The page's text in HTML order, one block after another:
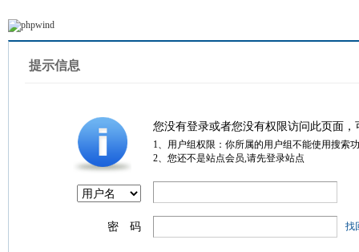
提示信息
您没有登录或者您没有权限访问此页面
1、用户组权限：你所属的用户组不能使用搜索
2、您还不是站点会员,请先登录站点
密 码 找